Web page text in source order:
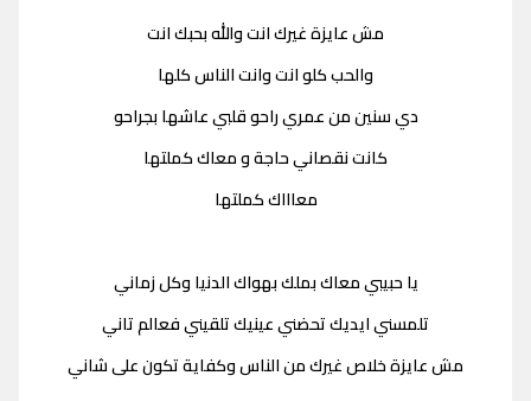
مش عايزة غيرك انت والله بحبك انت
والحب كلو انت وانت الناس كلها
دي سنين من عمري راحو قلبي عاشها بجراحو
كانت نقصاني حاجة و معاك كملتها
معاااك كملتها
يا حبيبي معاك بملك بهواك الدنيا وكل زماني
تلمسني ايديك تحضني عينيك تلقيني فعالم تاني
مش عايزة خلاص غيرك من الناس وكفاية تكون على شاني